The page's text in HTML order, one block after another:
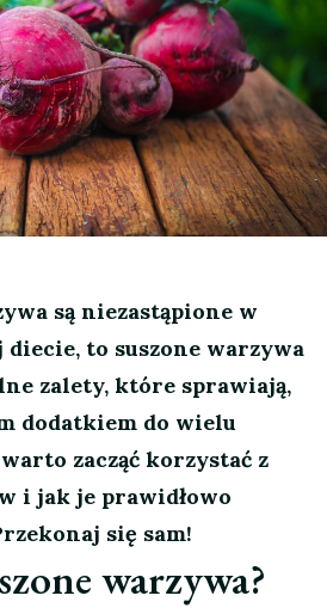
są niezastąpione w
diecie, to suszone warzywa
zalety, które sprawiają,
dodatkiem do wielu
zacząć korzystać z
i jak je prawidłowo
się sam!
warzywa?